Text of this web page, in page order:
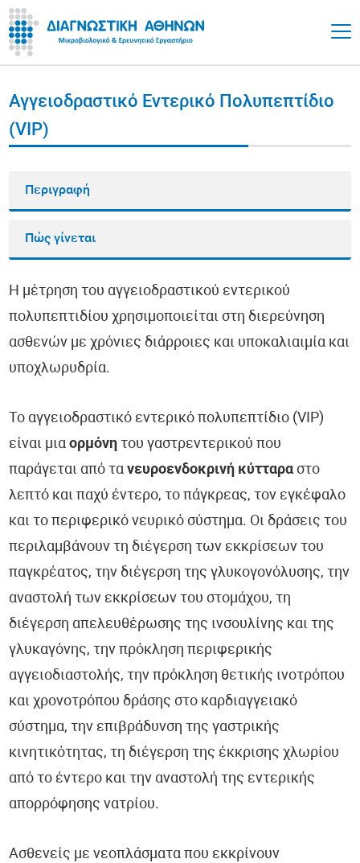
Αγγειοδραστικό Εντερικό Πολυπεπτίδιο
(VIP)
Περιγραφή
Πώς γίνεται
Η μέτρηση του αγγειοδραστικού εντερικού
πολυπεπτιδίου χρησιμοποιείται στη διερεύνηση
ασθενών με χρόνιες διάρροιες και υποκαλιαιμία και
υποχλωρυδρία.
Το αγγειοδραστικό εντερικό πολυπεπτίδιο (VIP)
είναι μιαορμόνητου γαστρεντερικού που
παράγεται από τανευροενδοκρινή κύτταρα στο
λεπτό και παχύ έντερο, το πάγκρεας, τον εγκέφαλο
και το περιφερικό νευρικό σύστημα. Οι δράσεις του
περιλαμβάνουν τη διέγερση των εκκρίσεων του
παγκρέατος, την διέγερση της γλυκογονόλυσης, την
αναστολή των εκκρίσεων του στομάχου, τη
διέγερση απελευθέρωσης της ινσουλίνης και της
γλυκαγόνης, την πρόκληση περιφερικής
αγγειοδιαστολής, την πρόκληση θετικής ινοτρόπου
και χρονοτρόπου δράσης στο καρδιαγγειακό
σύστημα, την επιβράδυνση της γαστρικής
κινητικότητας, τη διέγερση της έκκρισης χλωρίου
από το έντερο και την αναστολή της εντερικής
απορρόφησης νατρίου.
Ασθενείς με νεοπλάσματα που εκκρίνουν